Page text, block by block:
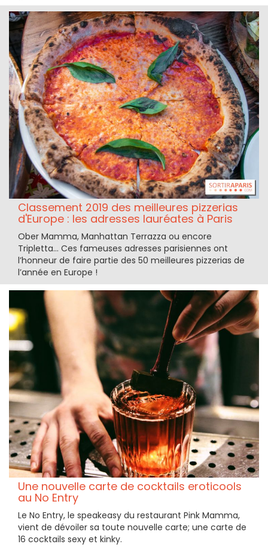
Classement 2019 des meilleures pizzerias
d'Europe : les adresses lauréates à Paris
Ober Mamma, Manhattan Terrazza ou encore
Tripletta… Ces fameuses adresses parisiennes ont
l’honneur de faire partie des 50 meilleures pizzerias de
l’année en Europe !
Une nouvelle carte de cocktails eroticools
au No Entry
Le No Entry, le speakeasy du restaurant Pink Mamma,
vient de dévoiler sa toute nouvelle carte; une carte de
16 cocktails sexy et kinky.